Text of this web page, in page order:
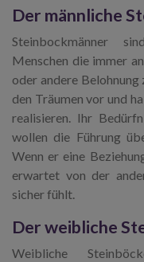
Der männliche
Steinbockmänner
Menschen die immer
oder andere
den Träumen vor und
realisieren. Ihr
wollen die Führung
Wenn er eine
erwartet von der
sicher fühlt.
Der weibliche
Weibliche